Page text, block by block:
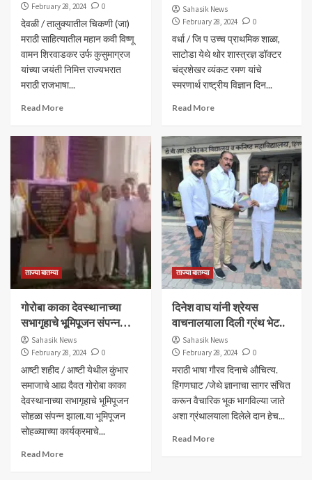
February 28, 2024
0
देवळी / तालुक्यातील चिकणी (जा)
मराठी साहित्यातील महान कवी विष्णू
वामन शिरवाडकर उर्फ कुसुमाग्रज
यांच्या जयंती निमित्त राज्यभरात
मराठी राजभाषा...
Read More
Sahasik News
February 28, 2024
0
वर्धा / जि प उच्च प्राथमिक शाळा,
साटोडा येथे थोर शास्त्रज्ञ डॉक्टर
चंद्रशेखर व्यंकट रमण यांचे
स्मरणार्थ राष्ट्रीय विज्ञान दिन...
Read More
ताज्या बातम्या
गोरोबा काका देवस्थानाच्या
सभागृहाचे भूमिपूजन संपन्न…
Sahasik News
February 28, 2024
0
आष्टी शहीद / आष्टी येथील कुंभार
समाजाचे आद्य दैवत गोरोबा काका
देवस्थानाच्या सभागृहाचे भूमिपूजन
सोहळा संपन्न झाला.या भूमिपूजन
सोहळ्याच्या कार्यक्रमाचे...
Read More
ताज्या बातम्या
दिनेश वाघ यांनी श्रेयस
वाचनालयाला दिली ग्रंथ भेट..
Sahasik News
February 28, 2024
0
मराठी भाषा गौरव दिनाचे औचित्य.
हिंगणघाट /जेथे ज्ञानाचा सागर संचित
करून वैचारिक भूक भागविल्या जाते
अशा ग्रंथालयाला दिलेले दान हेच...
Read More